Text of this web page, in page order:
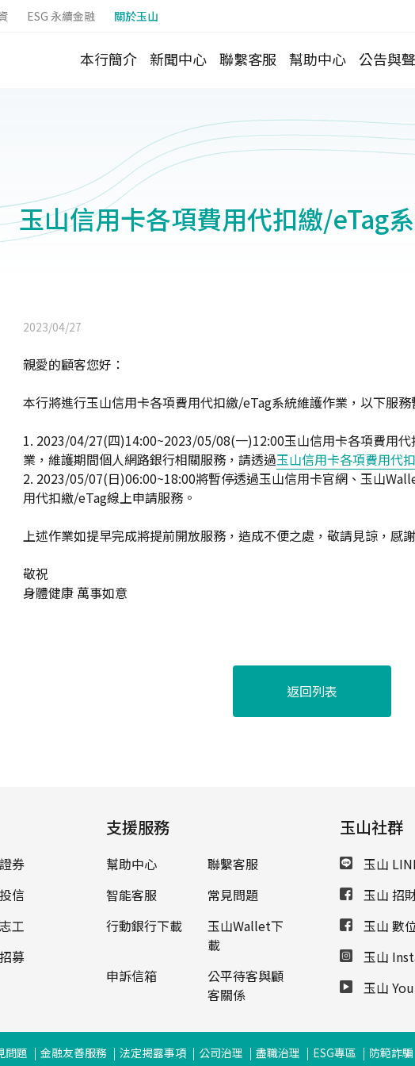
ESG 永續金融 關於玉山
本行簡介 新聞中心 聯繫客服 幫助中心 公告與
玉山信用卡各項費用代扣繳/eTag
2023/04/27
親愛的顧客您好：
本行將進行玉山信用卡各項費用代扣繳/eTag系統維護作業，以下服務
1. 2023/04/27(四)14:00~2023/05/08(一)12:00玉山信用卡各項費用
業，維護期間個人網路銀行相關服務，請透過玉山信用卡各項費用代
2. 2023/05/07(日)06:00~18:00將暫停透過玉山信用卡官網、玉山
用代扣繳/eTag線上申請服務。
上述作業如提早完成將提前開放服務，造成不便之處，敬請見諒，感
敬祝
身體健康 萬事如意
返回列表
券
信
工
募
支援服務
幫助中心
聯繫客服
智能客服
常見問題
行動銀行下載
玉山Wallet下
載
申訴信箱
公平待客與顧
客關係
玉山社群
玉山
玉山 招
玉山 數
玉山
玉山
問題 金融友善服務 法定揭露事項 公司治理 盡職治理 ESG專區 防範詐騙